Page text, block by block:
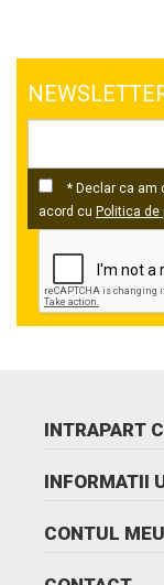
* Declar ca am
acord cu Politica
INTRAPART
INFORMATII
CONTUL MEU